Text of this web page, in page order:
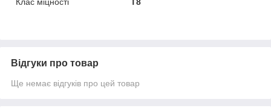
Відгуки про товар
Ще немає відгуків про цей товар